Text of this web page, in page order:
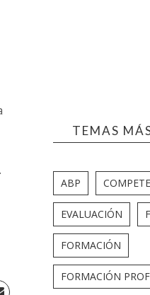
TEMAS
ABP
EVALUACIÓN
FORMACIÓN
FORMACIÓN